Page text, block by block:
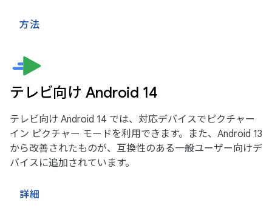
方法
テレビ向け Android 14
テレビ向け Android 14 では、対応デバイスでピクチャー
イン ピクチャー モードを利用できます。また、Android 13
から改善されたものが、互換性のある一般ユーザー向けデ
バイスに追加されています。
詳細